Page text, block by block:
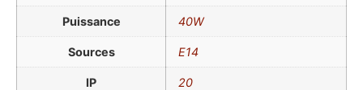
Puissance 40W
Sources E14
IP 20